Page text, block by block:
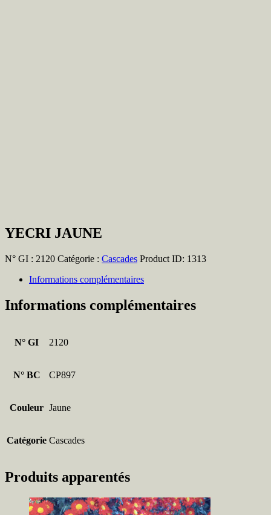
YECRI JAUNE
N° GI : 2120 Catégorie : Cascades Product ID: 1313
Informations complémentaires
Informations complémentaires
N° GI 2120
N° BC CP897
Couleur Jaune
Catégorie Cascades
Produits apparentés